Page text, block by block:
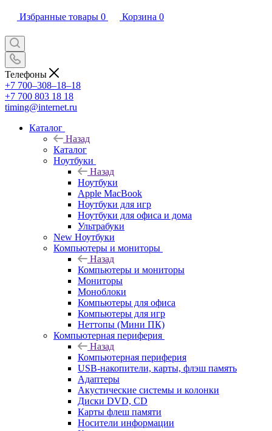
Избранные товары 0 Корзина 0
Телефоны
+7 700‒308‒18‒18
+7 700 803 18 18
timing@internet.ru
Каталог
Назад
Каталог
Ноутбуки
Назад
Ноутбуки
Apple MacBook
Ноутбуки для игр
Ноутбуки для офиса и дома
Ультрабуки
New Ноутбуки
Компьютеры и мониторы
Назад
Компьютеры и мониторы
Мониторы
Моноблоки
Компьютеры для офиса
Компьютеры для игр
Неттопы (Мини ПК)
Компьютерная периферия
Назад
Компьютерная периферия
USB-накопители, карты, флэш память
Адаптеры
Акустические системы и колонки
Диски DVD, CD
Карты флеш памяти
Носители информации